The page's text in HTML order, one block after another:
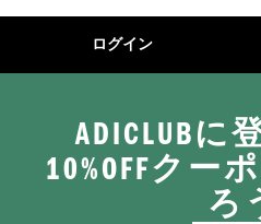
ログイン
ADICLUBに
10%OFFクー
ろ